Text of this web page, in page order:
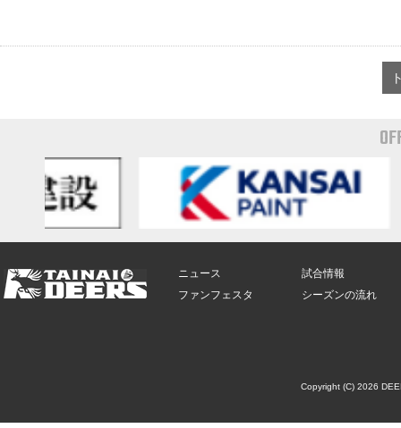
ニュース
ファンフェスタ
試合情報
シーズンの流れ
Copyright (C) 2026